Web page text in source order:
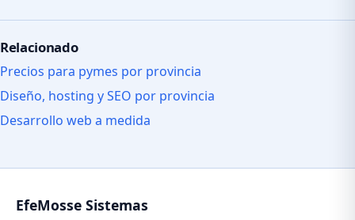
Relacionado
Precios para pymes por provincia
Diseño, hosting y SEO por provincia
Desarrollo web a medida
EfeMosse Sistemas